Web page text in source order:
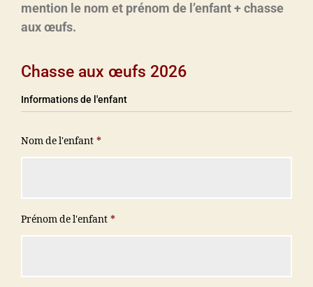
mention le nom et prénom de l’enfant + chasse
aux œufs.
Chasse aux œufs 2026
Informations de l'enfant
Nom de l'enfant *
Prénom de l'enfant *